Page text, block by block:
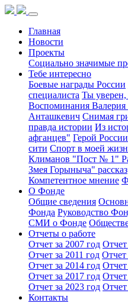
Главная
Новости
Проекты
Социально значимые
Тебе интересно
Боевые награды России
специалиста Ты уверен,
Воспоминания Валерия
Анташкевич Снимая
правда истории Из
афганцев" Герой
сити Спорт в моей
Климанов "Пост № 1"
Змея Горыныча" рассказ
Компетентное мнение
О Фонде
Общие сведения
Фонда Руководство
СМИ о Фонде
Отчеты о работе
Отчет за 2007 год Отчет
Отчет за 2011 год Отчет
Отчет за 2014 год Отчет
Отчет за 2017 год Отчет
Отчет за 2023 год Отчет
Контакты